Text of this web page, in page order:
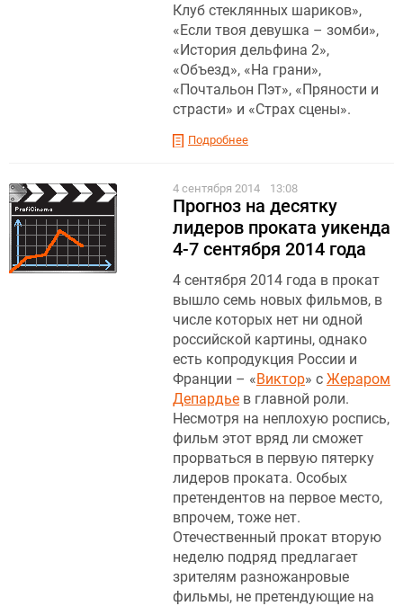
Клуб стеклянных шариков»,
«Если твоя девушка – зомби»,
«История дельфина 2»,
«Объезд», «На грани»,
«Почтальон Пэт», «Пряности и
страсти» и «Страх сцены».
Подробнее
4 сентября 2014 13:08
Прогноз на десятку
лидеров проката уикенда
4-7 сентября 2014 года
4 сентября 2014 года в прокат
вышло семь новых фильмов, в
числе которых нет ни одной
российской картины, однако
есть копродукция России и
Франции – «Виктор» с Жераром
Депардье в главной роли.
Несмотря на неплохую роспись,
фильм этот вряд ли сможет
прорваться в первую пятерку
лидеров проката. Особых
претендентов на первое место,
впрочем, тоже нет.
Отечественный прокат вторую
неделю подряд предлагает
зрителям разножанровые
фильмы, не претендующие на